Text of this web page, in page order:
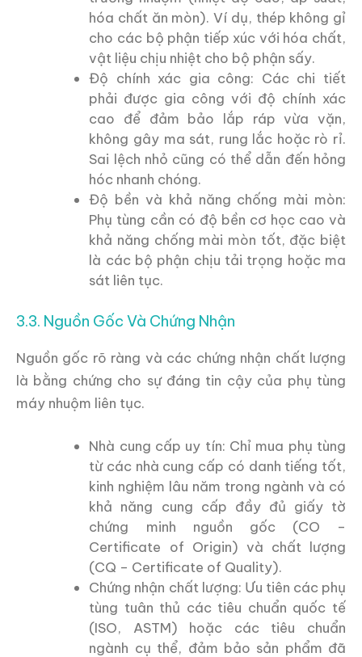
hóa chất ăn mòn). Ví dụ, thép không gỉ
cho các bộ phận tiếp xúc với hóa chất,
vật liệu chịu nhiệt cho bộ phận sấy.
Độ chính xác gia công: Các chi tiết
phải được gia công với độ chính xác
cao để đảm bảo lắp ráp vừa vặn,
không gây ma sát, rung lắc hoặc rò rỉ.
Sai lệch nhỏ cũng có thể dẫn đến hỏng
hóc nhanh chóng.
Độ bền và khả năng chống mài mòn:
Phụ tùng cần có độ bền cơ học cao và
khả năng chống mài mòn tốt, đặc biệt
là các bộ phận chịu tải trọng hoặc ma
sát liên tục.
3.3. Nguồn Gốc Và Chứng Nhận
Nguồn gốc rõ ràng và các chứng nhận chất lượng
là bằng chứng cho sự đáng tin cậy của phụ tùng
máy nhuộm liên tục.
Nhà cung cấp uy tín: Chỉ mua phụ tùng
từ các nhà cung cấp có danh tiếng tốt,
kinh nghiệm lâu năm trong ngành và có
khả năng cung cấp đầy đủ giấy tờ
chứng minh nguồn gốc (CO –
Certificate of Origin) và chất lượng
(CQ – Certificate of Quality).
Chứng nhận chất lượng: Ưu tiên các phụ
tùng tuân thủ các tiêu chuẩn quốc tế
(ISO, ASTM) hoặc các tiêu chuẩn
ngành cụ thể, đảm bảo sản phẩm đã